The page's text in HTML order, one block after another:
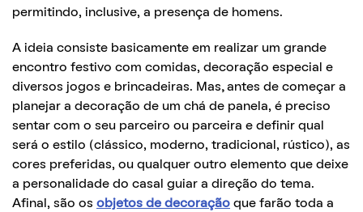
permitindo, inclusive, a presença de homens.
A ideia consiste basicamente em realizar um grande
encontro festivo com comidas, decoração especial e
diversos jogos e brincadeiras. Mas, antes de começar a
planejar a decoração de um chá de panela, é preciso
sentar com o seu parceiro ou parceira e definir qual
será o estilo (clássico, moderno, tradicional, rústico), as
cores preferidas, ou qualquer outro elemento que deixe
a personalidade do casal guiar a direção do tema.
Afinal, são os objetos de decoração que farão toda a